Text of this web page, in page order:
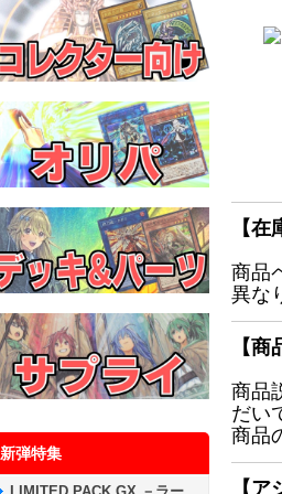
新弾特集
【
商品
異な
【
商品
だい
商品
【